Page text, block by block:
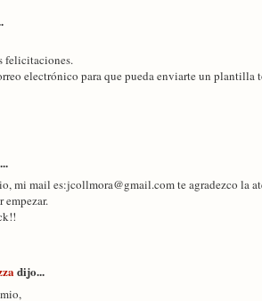
felicitaciones.
electrónico para que pueda enviarte un plantilla
mi mail es:jcollmora@gmail.com te agradezco la
empezar.
dijo...